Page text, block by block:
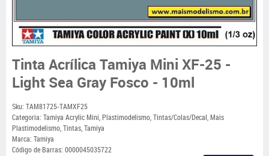
Tinta Acrílica Tamiya Mini XF-25 -
Light Sea Gray Fosco - 10ml
Sku: TAM81725-TAMXF25
Categoria: Tamiya Acrylic Mini,Plastimodelismo,Tintas/Colas/Decal,Mais
Plastimodelismo,Tintas,Tamiya
Marca: Tamiya
Código de Barras: 0000045035722